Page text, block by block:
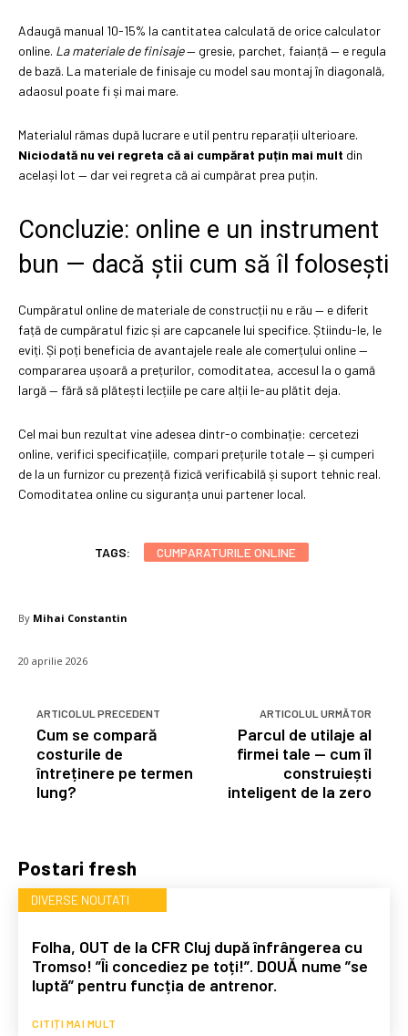
Postari fresh
DIVERSE NOUTATI
Folha, OUT de la CFR Cluj după înfrângerea cu
Tromso! ”Îi concediez pe toți!”. DOUĂ nume ”se
luptă” pentru funcția de antrenor.
CITIȚI MAI MULT
Adaugă manual 10-15% la cantitatea calculată de orice calculator
online. La materiale de finisaje— gresie, parchet, faianță — e regula
de bază. La materiale de finisaje cu model sau montaj în diagonală,
adaosul poate fi și mai mare.
Materialul rămas după lucrare e util pentru reparații ulterioare.
Niciodată nu vei regreta că ai cumpărat puțin mai mult din
același lot — dar vei regreta că ai cumpărat prea puțin.
Concluzie: online e un instrument
bun — dacă știi cum să îl folosești
Cumpăratul online de materiale de construcții nu e rău — e diferit
față de cumpăratul fizic și are capcanele lui specifice. Știindu-le, le
eviți. Și poți beneficia de avantajele reale ale comerțului online —
compararea ușoară a prețurilor, comoditatea, accesul la o gamă
largă — fără să plătești lecțiile pe care alții le-au plătit deja.
Cel mai bun rezultat vine adesea dintr-o combinație: cercetezi
online, verifici specificațiile, compari prețurile totale — și cumperi
de la un furnizor cu prezență fizică verificabilă și suport tehnic real.
Comoditatea online cu siguranța unui partener local.
TAGS: CUMPARATURILE ONLINE
By Mihai Constantin
20 aprilie 2026
ARTICOLUL PRECEDENT
Cum se compară
costurile de
întreținere pe termen
lung?
ARTICOLUL URMĂTOR
Parcul de utilaje al
firmei tale — cum îl
construiești
inteligent de la zero